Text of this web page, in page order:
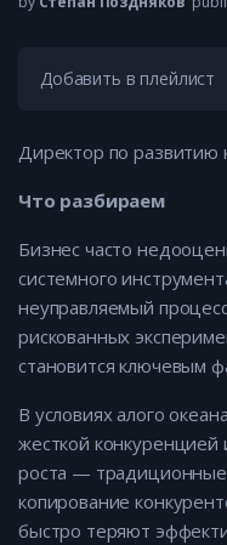
Добавить в плейлист
Директор по развитию
Что разбираем
Бизнес часто
системного
неуправляемый
рискованных
становится ключевым
В условиях алого
жесткой
роста —
копирование
быстро теряют